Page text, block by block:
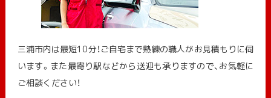
三浦市内は最短10分！ご自宅まで熟練の職人がお見積もりに伺
います。また最寄り駅などから送迎も承りますので、お気軽に
ご相談ください！